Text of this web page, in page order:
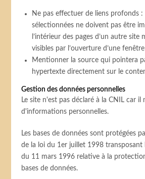
Ne pas effectuer de liens profonds :
sélectionnées ne doivent pas être
l’intérieur des pages d’un autre site
visibles par l’ouverture d’une
Mentionner la source qui pointera
hypertexte directement sur le
Gestion des données personnelles
Le site n'est pas déclaré à la CNIL car il
d'informations personnelles.
Les bases de données sont protégées
de la loi du 1er juillet 1998
du 11 mars 1996 relative à la
bases de données.